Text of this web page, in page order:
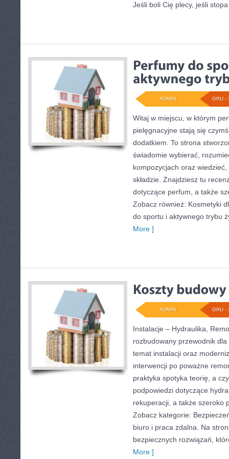
Jeśli boli Cię plecy, jeśli
GRU -
ADMIN
Witaj w miejscu, w którym
pielęgnacyjne stają się
dodatkiem. To strona
świadomie wybierać,
kompozycjach oraz
składzie. Znajdziesz tu
dotyczące perfum, a także
Zobacz również: Kosmetyki
do sportu i aktywnego trybu
More ]
GRU -
ADMIN
Instalacje – Hydraulika,
rozbudowany przewodnik
temat instalacji oraz
interwencji po poważne
praktyka spotyka teorię, a
podpowiedzi dotyczące
rekuperacji, a także szeroko
Zobacz kategorie:
biuro i praca zdalna. Na
bezpiecznych rozwiązań,
More ]